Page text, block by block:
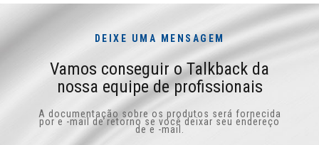
DEIXE UMA MENSAGEM
Vamos conseguir o Talkback da
nossa equipe de profissionais
A documentação sobre os produtos será fornecida
por e -mail de retorno se você deixar seu endereço
de e -mail.